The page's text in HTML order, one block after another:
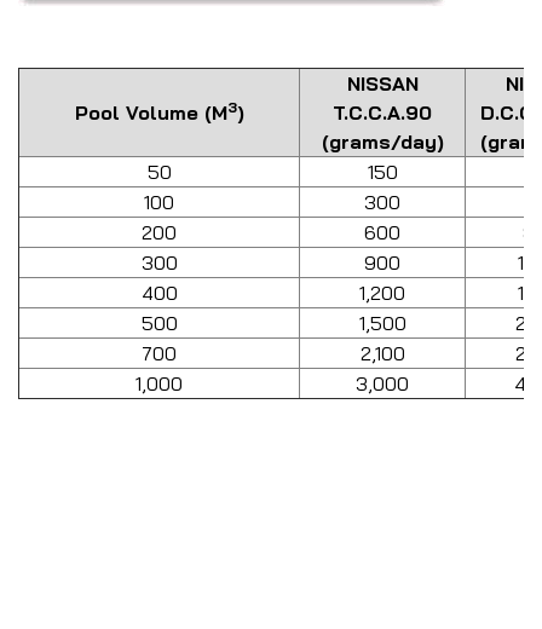
Pool Volume (M3)
NISSAN
T.C.C.A.90
(grams/day)
50
150
100
300
200
600
300
900
400
1,200
500
1,500
700
2,100
1,000
3,000